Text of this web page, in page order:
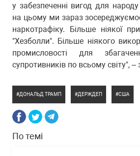
у забезпеченні вигод для
на цьому ми зараз
наркотрафіку. Більше ніякої
"Хезболли". Більше ніякого
промисловості для
супротивників по всьому світу", –
ДОНАЛЬД ТРАМП ДЕРЖДЕП США
По темі